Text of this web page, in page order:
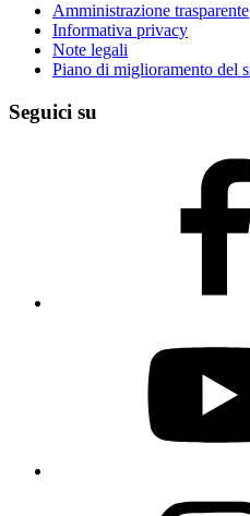
Amministrazione trasparente
Informativa privacy
Note legali
Piano di miglioramento del
Seguici su